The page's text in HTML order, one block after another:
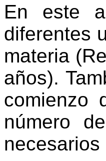
En este
diferentes
materia
años).
comienzo
número